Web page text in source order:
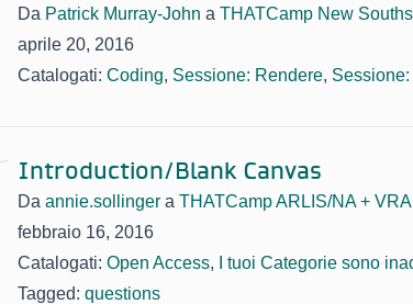
Da Patrick Murray-John a THATCamp New
aprile 20, 2016
Catalogati: Coding, Sessione: Rendere,
Introduction/Blank Canvas
Da annie.sollinger a THATCamp ARLIS/NA +
febbraio 16, 2016
Catalogati: Open Access,
I tuoi Categorie sono
Tagged: questions